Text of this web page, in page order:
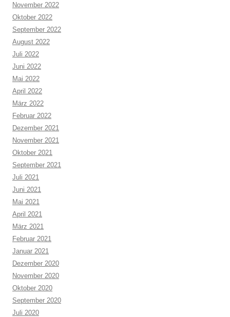
November 2022
Oktober 2022
September 2022
August 2022
Juli 2022
Juni 2022
Mai 2022
April 2022
März 2022
Februar 2022
Dezember 2021
November 2021
Oktober 2021
September 2021
Juli 2021
Juni 2021
Mai 2021
April 2021
März 2021
Februar 2021
Januar 2021
Dezember 2020
November 2020
Oktober 2020
September 2020
Juli 2020